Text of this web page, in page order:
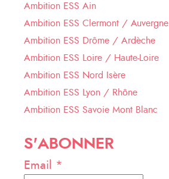
Ambition ESS Ain
Ambition ESS Clermont / Auvergne
Ambition ESS Drôme / Ardèche
Ambition ESS Loire / Haute-Loire
Ambition ESS Nord Isère
Ambition ESS Lyon / Rhône
Ambition ESS Savoie Mont Blanc
S'ABONNER
Email *